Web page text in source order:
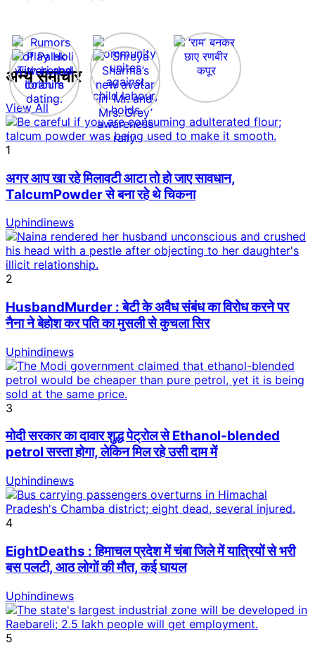
अन्य समाचार
View All
1
अगर आप खा रहे मिलावटी आटा तो हो जाए सावधान,
TalcumPowder से बना रहे थे चिकना
Uphindinews
2
HusbandMurder : बेटी के अवैध संबंध का विरोध करने पर
नैना ने बेहोश कर पति का मुसली से कुचला सिर
Uphindinews
3
मोदी सरकार का दावार शुद्ध पेट्रोल से Ethanol-blended
petrol सस्ता होगा, लेकिन मिल रहे उसी दाम में
Uphindinews
4
EightDeaths : हिमाचल प्रदेश में चंबा जिले में यात्रियों से भरी
बस पलटी, आठ लोगों की मौत, कई घायल
Uphindinews
5